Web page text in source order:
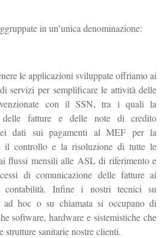
in un’unica denominazione:
le applicazioni sviluppate offriamo ai
servizi per semplificare le attività delle
con il SSN, tra i quali la
delle fatture e delle note di credito
dati sui pagamenti al MEF per la
il controllo e la risoluzione di tutte le
flussi mensili alle ASL di riferimento e
di comunicazione delle fatture ai
contabilità. Infine i nostri tecnici su
ad hoc o su chiamata si occupano di
software, hardware e sistemistiche che
strutture sanitarie nostre clienti.